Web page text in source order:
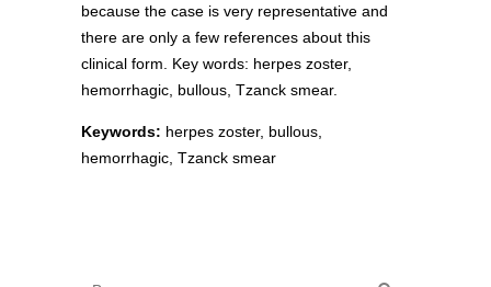
because the case is very representative and
there are only a few references about this
clinical form. Key words: herpes zoster,
hemorrhagic, bullous, Tzanck smear.
Keywords: herpes zoster, bullous,
hemorrhagic, Tzanck smear